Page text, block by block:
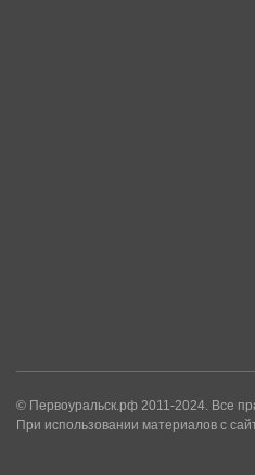
© Первоуральск.рф 2011-2024. Все
При использовании материалов с